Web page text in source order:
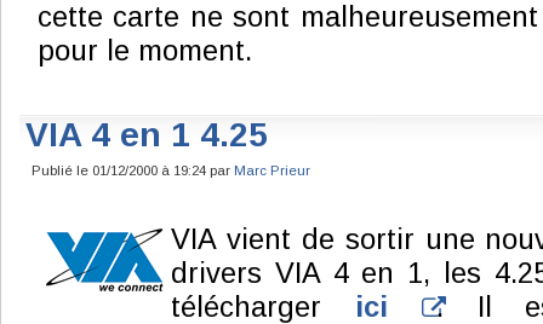
cette carte ne sont
pour le moment.
VIA 4 en 1 4.25
Publié le 01/12/2000 à 19:24 par Marc Prieur
VIA vient de sortir une
drivers VIA 4 en 1, les
télécharger ici
. Il